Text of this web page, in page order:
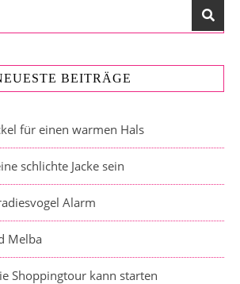
BEITRÄGE
für einen warmen Hals
schlichte Jacke sein
Alarm
Melba
Shoppingtour kann starten